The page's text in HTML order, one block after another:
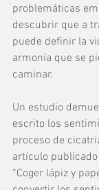
problemáticas
descubrir que a
puede definir la
armonía que se
caminar.
Un estudio
escrito los
proceso de
artículo
“Coger lápiz y